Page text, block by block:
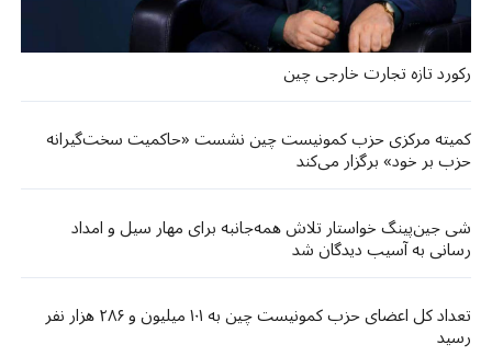
رکورد تازه تجارت خارجی چین
کمیته مرکزی حزب کمونیست چین نشست «حاکمیت سخت‌گیرانه
حزب بر خود» برگزار می‌کند
شی جین‌پینگ خواستار تلاش همه‌جانبه برای مهار سیل و امداد
رسانی به آسیب دیدگان شد
تعداد کل اعضای حزب کمونیست چین به ۱۰۱ میلیون و ۲۸۶ هزار نفر
رسید